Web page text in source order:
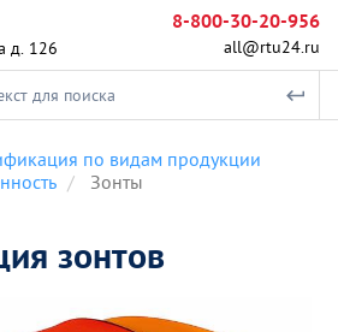
д. 126
8-800-30-20-956
all@rtu24.ru
по видам продукции
Зонты
зонтов